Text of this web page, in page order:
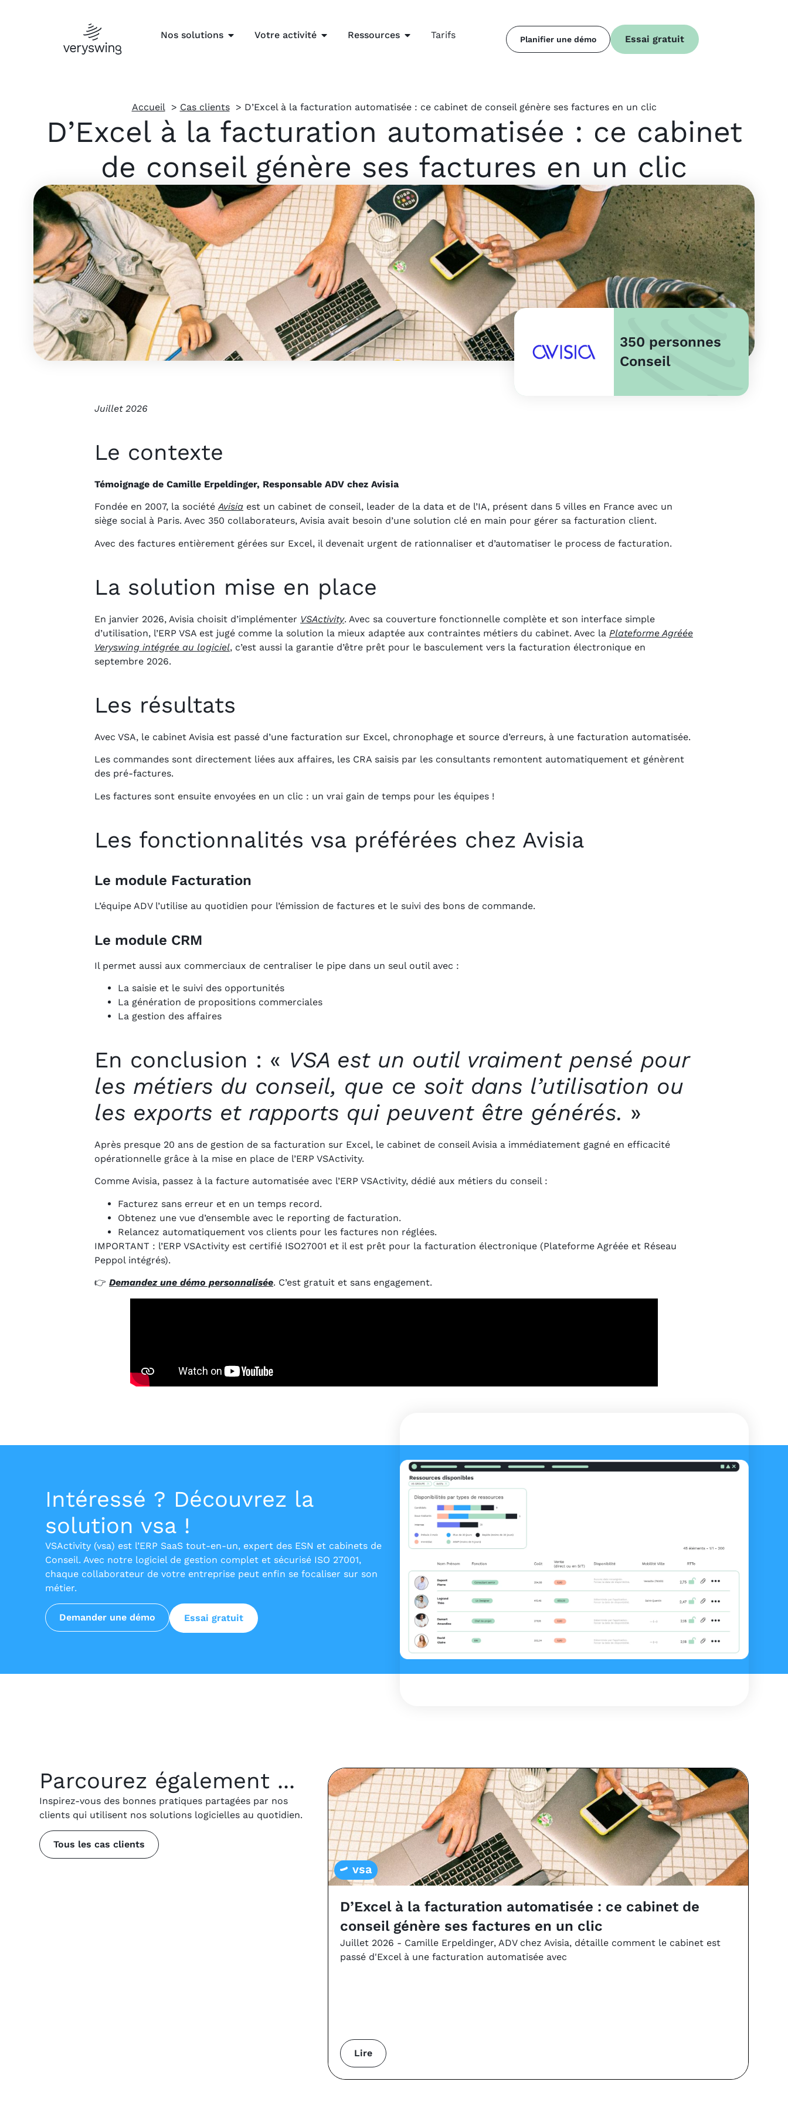
Nos solutions Votre activité Ressources Tarifs Planifier une démo Essai gratuit
Accueil Cas clients D’Excel à la facturation automatisée : ce cabinet de conseil génère ses factures en un clic
D’Excel à la facturation automatisée : ce cabinet
de conseil génère ses factures en un clic
350 personnes
Conseil
Juillet 2026
Le contexte
Témoignage de Camille Erpeldinger, Responsable ADV chez Avisia
Fondée en 2007, la sociétéAvisia est un cabinet de conseil, leader de la data et de l’IA, présent dans 5 villes en France avec un
siège social à Paris. Avec 350 collaborateurs, Avisia avait besoin d’une solution clé en main pour gérer sa facturation client.
Avec des factures entièrement gérées sur Excel, il devenait urgent de rationnaliser et d’automatiser le process de facturation.
La solution mise en place
En janvier 2026, Avisia choisit d’implémenter VSActivity. Avec sa couverture fonctionnelle complète et son interface simple
d’utilisation, l’ERP VSA est jugé comme la solution la mieux adaptée aux contraintes métiers du cabinet. Avec la Plateforme Agréée
Veryswing intégrée au logiciel, c’est aussi la garantie d’être prêt pour le basculement vers la facturation électronique en
septembre 2026.
Les résultats
Avec VSA, le cabinet Avisia est passé d’une facturation sur Excel, chronophage et source d’erreurs, à une facturation automatisée.
Les commandes sont directement liées aux affaires, les CRA saisis par les consultants remontent automatiquement et génèrent
des pré-factures.
Les factures sont ensuite envoyées en un clic : un vrai gain de temps pour les équipes !
Les fonctionnalités vsa préférées chez Avisia
Le module Facturation
L’équipe ADV l’utilise au quotidien pour l’émission de factures et le suivi des bons de commande.
Le module CRM
Il permet aussi aux commerciaux de centraliser le pipe dans un seul outil avec :
La saisie et le suivi des opportunités
La génération de propositions commerciales
La gestion des affaires
En conclusion : « VSA est un outil vraiment pensé pour
les métiers du conseil, que ce soit dans l’utilisation ou
les exports et rapports qui peuvent être générés. »
Après presque 20 ans de gestion de sa facturation sur Excel, le cabinet de conseil Avisia a immédiatement gagné en efficacité
opérationnelle grâce à la mise en place de l’ERP VSActivity.
Comme Avisia, passez à la facture automatisée avec l’ERP VSActivity, dédié aux métiers du conseil :
Facturez sans erreur et en un temps record.
Obtenez une vue d’ensemble avec le reporting de facturation.
Relancez automatiquement vos clients pour les factures non réglées.
IMPORTANT : l’ERP VSActivity est certifié ISO27001 et il est prêt pour la facturation électronique (Plateforme Agréée et Réseau
Peppol intégrés).
👉 Demandez une démo personnalisée. C’est gratuit et sans engagement.
Intéressé ? Découvrez la
solution vsa !
VSActivity (vsa) est l’ERP SaaS tout-en-un, expert des ESN et cabinets de
Conseil. Avec notre logiciel de gestion complet et sécurisé ISO 27001,
chaque collaborateur de votre entreprise peut enfin se focaliser sur son
métier.
Demander une démo Essai gratuit
Parcourez également ...
Inspirez-vous des bonnes pratiques partagées par nos
clients qui utilisent nos solutions logicielles au quotidien.
Tous les cas clients
Lire
vsa
D’Excel à la facturation automatisée : ce cabinet de
conseil génère ses factures en un clic
Juillet 2026 - Camille Erpeldinger, ADV chez Avisia, détaille comment le cabinet est
passé d'Excel à une facturation automatisée avec